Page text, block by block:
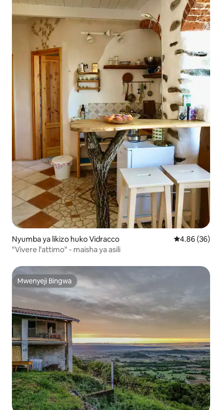
Nyumba ya likizo huko Vidracco Ukadiriaji wa
4.86 (36)
"Vivere l'attimo" - maisha ya asili
Mwenyeji Bingwa
Mwenyeji Bingwa